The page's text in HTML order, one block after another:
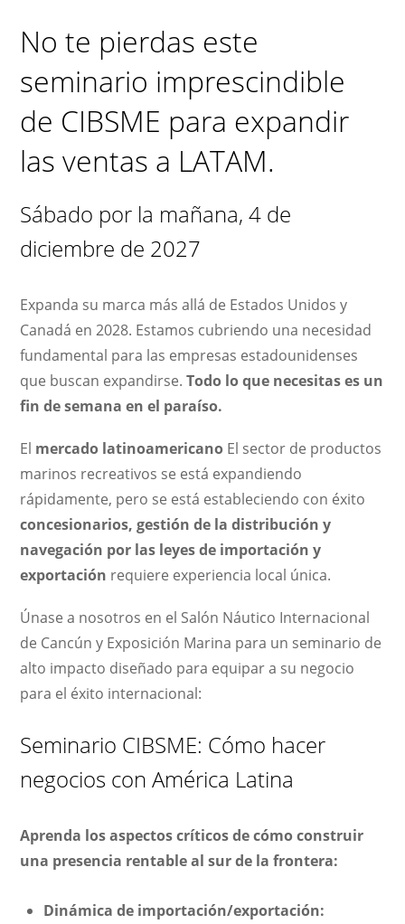
No te pierdas este
seminario imprescindible
de CIBSME para expandir
las ventas a LATAM.
Sábado por la mañana, 4 de
diciembre de 2027
Expanda su marca más allá de Estados Unidos y
Canadá en 2028. Estamos cubriendo una necesidad
fundamental para las empresas estadounidenses
que buscan expandirse.Todo lo que necesitas es un
fin de semana en el paraíso.
El mercado latinoamericano El sector de productos
marinos recreativos se está expandiendo
rápidamente, pero se está estableciendo con éxito
concesionarios, gestión de la distribución y
navegación por las leyes de importación y
exportación requiere experiencia local única.
Únase a nosotros en el Salón Náutico Internacional
de Cancún y Exposición Marina para un seminario de
alto impacto diseñado para equipar a su negocio
para el éxito internacional:
Seminario CIBSME: Cómo hacer
negocios con América Latina
Aprenda los aspectos críticos de cómo construir
una presencia rentable al sur de la frontera:
Dinámica de importación/exportación: